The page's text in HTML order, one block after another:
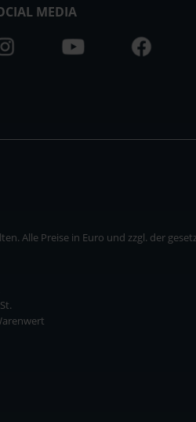
MEDIA
Alle Preise in Euro und zzgl. der